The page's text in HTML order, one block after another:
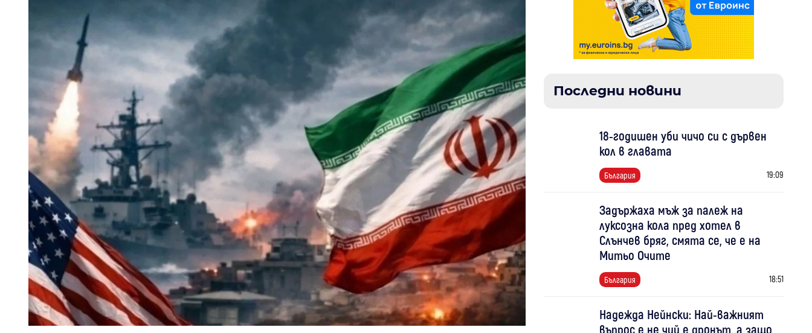
Последни новини
18-годишен уби чичо си с дървен
кол в главата
България 19:09
Задържаха мъж за палеж на
луксозна кола пред хотел в
Слънчев бряг, смята се, че е на
Митьо Очите
България 18:51
Надежда Нейнски: Най-важният
въпрос е не чий е дронът, а защо